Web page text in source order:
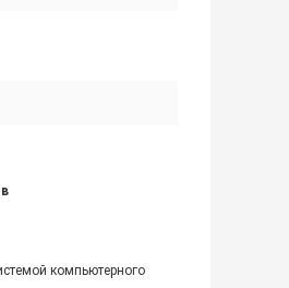
компьютерного